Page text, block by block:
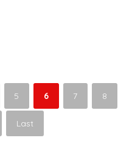
5 6 7 8
Last